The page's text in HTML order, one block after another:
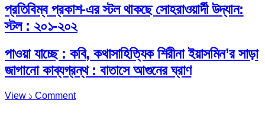
প্রতিবিম্ব প্রকাশ-এর স্টল থাকছে সোহরাওয়ার্দী উদ্যান:
স্টল : ২০১-২০২
পাওয়া যাচ্ছে : কবি, কথাসাহিত্যিক শিরীনা ইয়াসমিন’র সাড়া
জাগানো কাব্যগ্রন্থ : বাতাসে আগুনের ঘ্রাণ
View ১ Comment